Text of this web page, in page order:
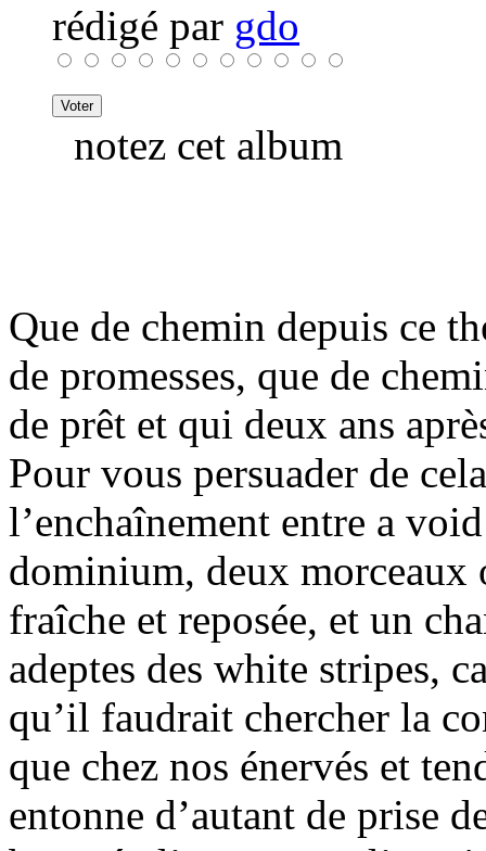
rédigé par gdo
notez cet album
Que de chemin depuis ce
de promesses, que de
de prêt et qui deux ans
Pour vous persuader de
l’enchaînement entre a
dominium, deux morceaux
fraîche et reposée, et un
adeptes des white stripes,
qu’il faudrait chercher la
que chez nos énervés et
entonne d’autant de prise